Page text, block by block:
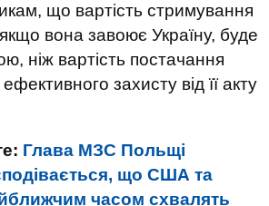
що вартість стримування
якщо вона завоює Україну, буде
ніж вартість постачання
захисту від її акту
Глава МЗС Польщі
що США та
часом схвалять